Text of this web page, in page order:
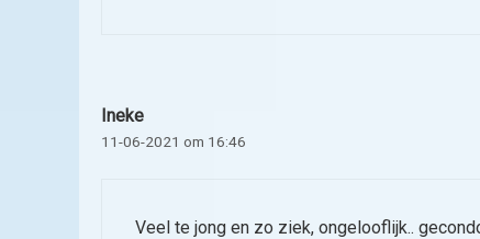
Ineke
11-06-2021 om 16:46
Veel te jong en zo ziek, ongelooflijk..